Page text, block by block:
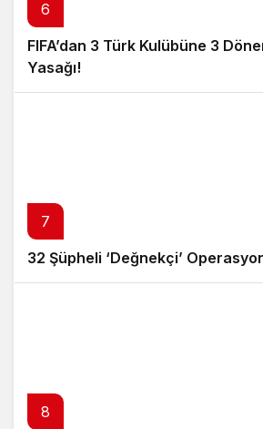
6
FIFA’dan 3 Türk Kulübüne 3
Yasağı!
7
32 Şüpheli ‘Değnekçi’
8